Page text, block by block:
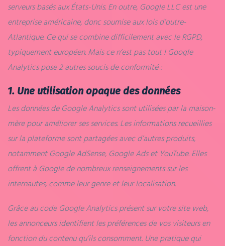
serveurs basés aux États-Unis. En outre, Google LLC est une
entreprise américaine, donc soumise aux lois d’outre-
Atlantique. Ce qui se combine difficilement avec le RGPD,
typiquement européen. Mais ce n‘est pas tout ! Google
Analytics pose 2 autres soucis de conformité :
1. Une utilisation opaque des données
Les données de Google Analytics sont utilisées par la maison-
mère pour améliorer ses services. Les informations recueillies
sur la plateforme sont partagées avec d’autres produits,
notamment Google AdSense, Google Ads et YouTube. Elles
offrent à Google de nombreux renseignements sur les
internautes, comme leur genre et leur localisation.
Grâce au code Google Analytics présent sur votre site web,
les annonceurs identifient les préférences de vos visiteurs en
fonction du contenu qu’ils consomment. Une pratique qui